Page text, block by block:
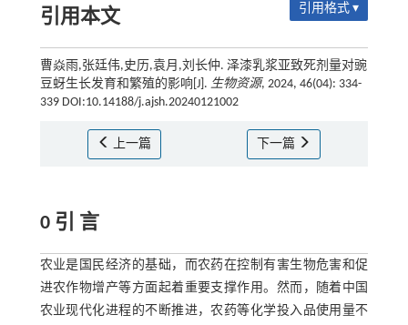
引用本文 引用格式 ▾
曹焱雨,张廷伟,史历,袁月,刘长仲. 泽漆乳浆亚致死剂量对豌
豆蚜生长发育和繁殖的影响[J]. 生物资源, 2024, 46(04): 334-
339 DOI:10.14188/j.ajsh.20240121002
上一篇 下一篇
0 引 言
农业是国民经济的基础，而农药在控制有害生物危害和促
进农作物增产等方面起着重要支撑作用。然而，随着中国
农业现代化进程的不断推进，农药等化学投入品使用量不